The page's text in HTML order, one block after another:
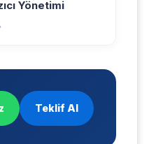
Yönetimi
Teklif Al